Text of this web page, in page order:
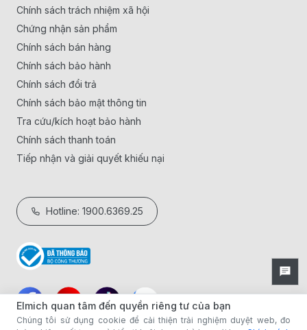
Chính sách trách nhiệm xã hội
Chứng nhận sản phẩm
Chính sách bán hàng
Chính sách bảo hành
Chính sách đổi trả
Chính sách bảo mật thông tin
Tra cứu/kích hoạt bảo hành
Chính sách thanh toán
Tiếp nhận và giải quyết khiếu nại
Hotline: 1900.6369.25
Elmich quan tâm đến quyền riêng tư của bạn
Chúng tôi sử dụng cookie để cải thiện trải nghiệm duyệt web, đo